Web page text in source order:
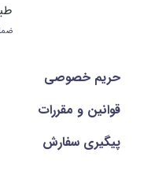
حریم خصوصی
قوانین و مقررات
پیگیری سفارش